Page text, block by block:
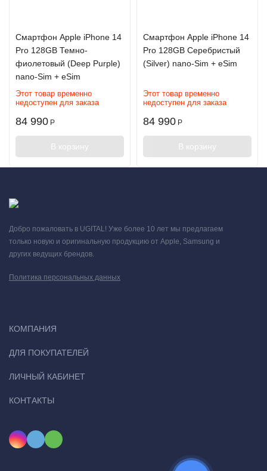
Смартфон Apple iPhone 14
Pro 128GB Темно-
фиолетовый (Deep Purple)
nano-Sim + eSim
Этот товар временно
недоступен для заказа
84 990 Р
В корзину
Смартфон Apple iPhone 14
Pro 128GB Серебристый
(Silver) nano-Sim + eSim
Этот товар временно
недоступен для заказа
84 990 Р
В корзину
Добро пожаловать в UGITAL! Уже более 10 лет мы предлагаем
только новую и оригинальную продукцию от Apple, Samsung и
других ведущих брендов.
Политика персональных данных
КОМПАНИЯ
ДЛЯ ПОКУПАТЕЛЕЙ
ЛИЧНЫЙ КАБИНЕТ
КОНТАКТЫ